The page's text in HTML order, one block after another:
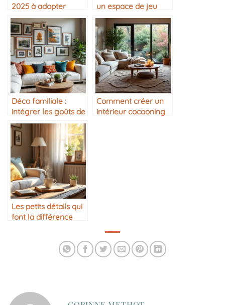
2025 à adopter
un espace de jeu
pour enfant
Déco familiale :
intégrer les goûts de
chacun
Comment créer un
intérieur cocooning
Les petits détails qui
font la différence